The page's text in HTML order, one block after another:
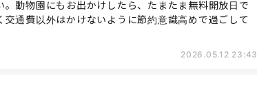
動物園にもお出かけしたら、たまたま無料開放日で
通費以外はかけないように節約意識高めで過ごして
2026.05.12 23:43